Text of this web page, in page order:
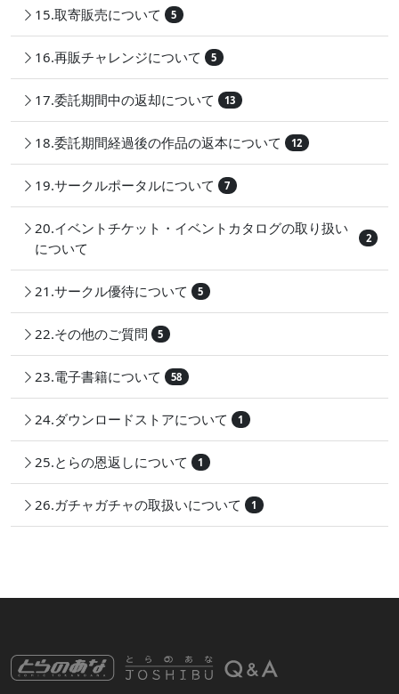
15.取寄販売について 5
16.再販チャレンジについて 5
17.委託期間中の返却について 13
18.委託期間経過後の作品の返本について 12
19.サークルポータルについて 7
20.イベントチケット・イベントカタログの取り扱い
について
2
21.サークル優待について 5
22.その他のご質問 5
23.電子書籍について 58
24.ダウンロードストアについて 1
25.とらの恩返しについて 1
26.ガチャガチャの取扱いについて 1